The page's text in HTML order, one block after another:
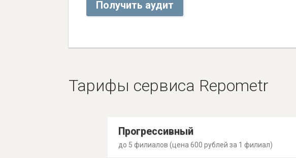
Получить аудит
Тарифы сервиса Repometr
Прогрессивный
до 5 филиалов (цена 600 рублей за 1 филиал)